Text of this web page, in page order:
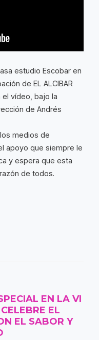
estudio Escobar en
de EL ALCIBAR
vídeo, bajo la
de Andrés
medios de
apoyo que siempre le
y espera que esta
de todos.
EN LA VI
EL
EL SABOR Y